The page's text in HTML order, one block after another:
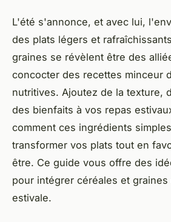
L'été s'annonce, et avec lui,
des plats légers et
graines se révèlent être des
concocter des recettes minceur
nutritives. Ajoutez de la texture,
des bienfaits à vos repas
comment ces ingrédients
transformer vos plats tout en
être. Ce guide vous offre des
pour intégrer céréales et
estivale.